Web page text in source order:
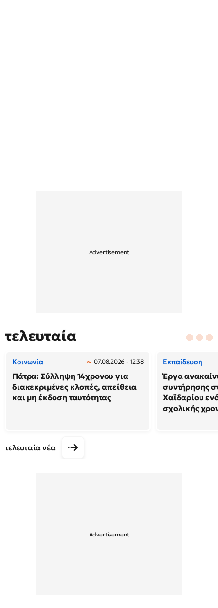
τελευταία
Κοινωνία 07.08.2026 - 12:38
Πάτρα: Σύλληψη 14χρονου για
διακεκριμένες κλοπές, απείθεια
και μη έκδοση ταυτότητας
Εκπαίδευση
Έργα
συντήρησης
Χαϊδαρίου
σχολικής
τελευταία νέα